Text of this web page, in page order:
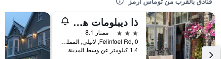
ذا ديبلومات هوتل آند سبا
3 نجوم
ممتاز 8.1
Felinfoel Rd, 0, لانيلي, المملكة المتحدة
1.4 كيلومتر عن وسط المدينة